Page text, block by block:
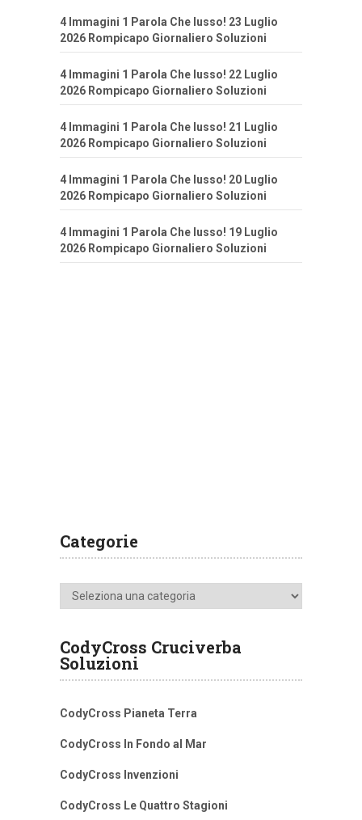
4 Immagini 1 Parola Che lusso! 23 Luglio
2026 Rompicapo Giornaliero Soluzioni
4 Immagini 1 Parola Che lusso! 22 Luglio
2026 Rompicapo Giornaliero Soluzioni
4 Immagini 1 Parola Che lusso! 21 Luglio
2026 Rompicapo Giornaliero Soluzioni
4 Immagini 1 Parola Che lusso! 20 Luglio
2026 Rompicapo Giornaliero Soluzioni
4 Immagini 1 Parola Che lusso! 19 Luglio
2026 Rompicapo Giornaliero Soluzioni
Categorie
Categorie
CodyCross Cruciverba
Soluzioni
CodyCross Pianeta Terra
CodyCross In Fondo al Mar
CodyCross Invenzioni
CodyCross Le Quattro Stagioni